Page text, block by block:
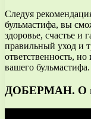
Следуя
бульмастифа, вы
здоровье, счастье и
правильный уход и
ответственность,
вашего бульмастифа.
ДОБЕРМАН. О